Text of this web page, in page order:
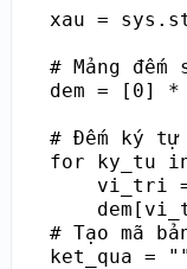
xau =
# Mảng
dem = [0] *
# Đếm ký tự
for ky_tu
vi_tri
# Tạo mã
ket_qua = ""